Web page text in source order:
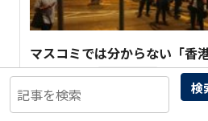
検
マスコミでは分からない「香
（基礎編）
2